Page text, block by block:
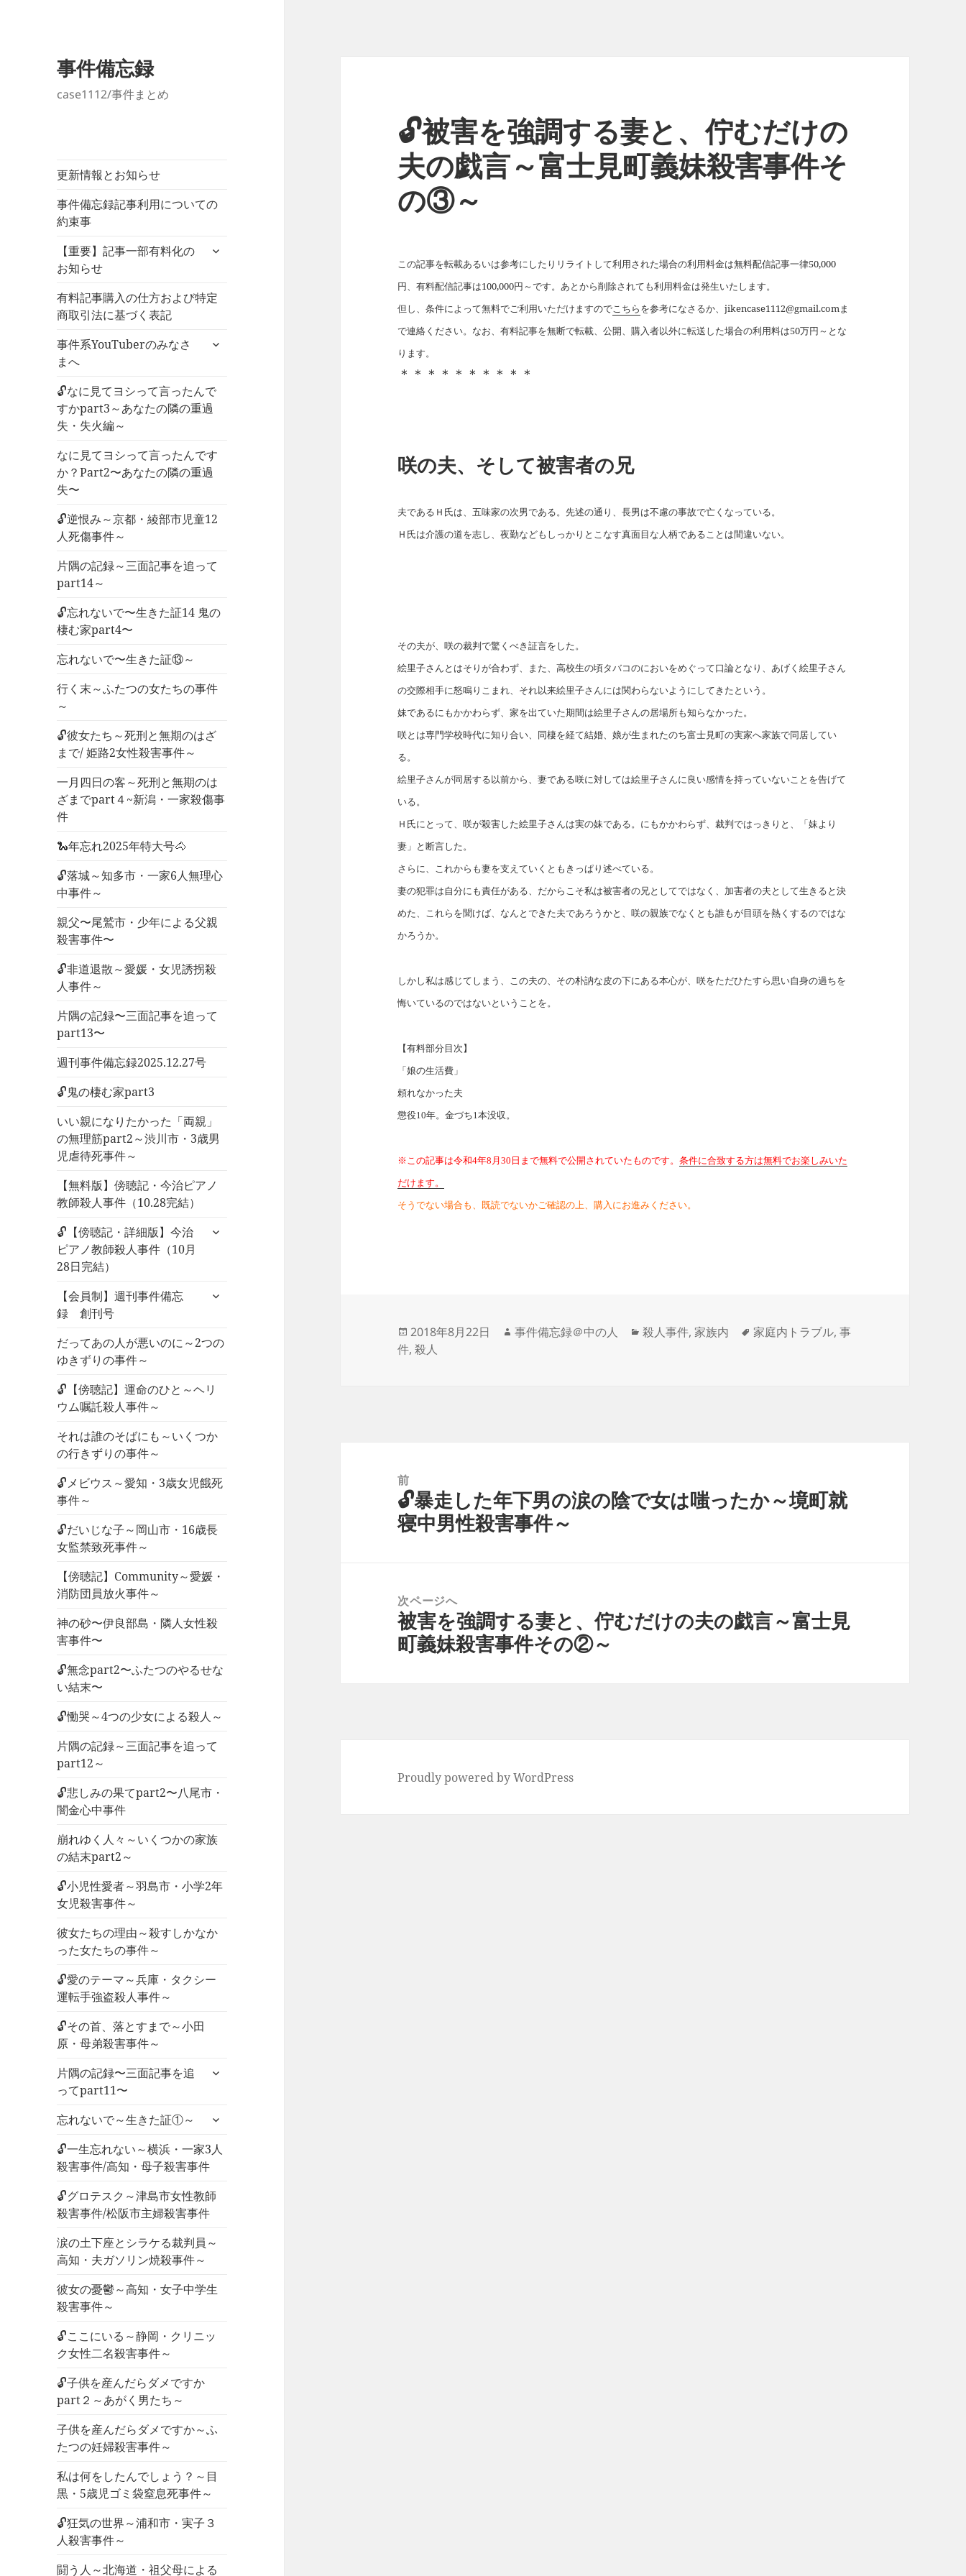
事件備忘録
case1112/事件まとめ
更新情報とお知らせ
事件備忘録記事利用についての
約束事
【重要】記事一部有料化の
お知らせ
サ
ニ
を
有料記事購入の仕方および特定
商取引法に基づく表記
事件系YouTuberのみなさ
まへ
サ
ニ
ュ
展
開
🔓なに見てヨシって言ったんで
すかpart3～あなたの隣の重過
失・失火編～
なに見てヨシって言ったんです
か？Part2〜あなたの隣の重過
失〜
🔓逆恨み～京都・綾部市児童12
人死傷事件～
片隅の記録～三面記事を追って
part14～
🔓忘れないで〜生きた証14 鬼の
棲む家part4〜
忘れないで〜生きた証⑬～
行く末～ふたつの女たちの事件
～
🔓彼女たち～死刑と無期のはざ
まで/ 姫路2女性殺害事件～
一月四日の客～死刑と無期のは
ざまでpart４~新潟・一家殺傷事
件
🐍年忘れ2025年特大号🐴
🔓落城～知多市・一家6人無理心
中事件～
親父〜尾鷲市・少年による父親
殺害事件〜
🔓非道退散～愛媛・女児誘拐殺
人事件～
片隅の記録〜三面記事を追って
part13〜
週刊事件備忘録2025.12.27号
🔓鬼の棲む家part3
いい親になりたかった「両親」
の無理筋part2～渋川市・3歳男
児虐待死事件～
【無料版】傍聴記・今治ピアノ
教師殺人事件（10.28完結）
🔓【傍聴記・詳細版】今治
ピアノ教師殺人事件（10月
28日完結）
サ
ュ
展
【会員制】週刊事件備忘
録 創刊号
サ
ニ
を
だってあの人が悪いのに～2つの
ゆきずりの事件～
🔓【傍聴記】運命のひと～ヘリ
ウム嘱託殺人事件～
それは誰のそばにも～いくつか
の行きずりの事件～
🔓メビウス～愛知・3歳女児餓死
事件～
🔓だいじな子～岡山市・16歳長
女監禁致死事件～
【傍聴記】Community～愛媛・
消防団員放火事件～
神の砂〜伊良部島・隣人女性殺
害事件〜
🔓無念part2〜ふたつのやるせな
い結末〜
🔓慟哭～4つの少女による殺人～
片隅の記録～三面記事を追って
part12～
🔓悲しみの果てpart2〜八尾市・
闇金心中事件
崩れゆく人々～いくつかの家族
の結末part2～
🔓小児性愛者～羽島市・小学2年
女児殺害事件～
彼女たちの理由～殺すしかなか
った女たちの事件～
🔓愛のテーマ～兵庫・タクシー
運転手強盗殺人事件～
🔓その首、落とすまで～小田
原・母弟殺害事件～
片隅の記録〜三面記事を追
ってpart11〜
サ
ニ
ー
を
開
忘れないで～生きた証①～
サ
メ
ニ
ー
を
開
🔓一生忘れない～横浜・一家3人
殺害事件/高知・母子殺害事件
🔓グロテスク～津島市女性教師
殺害事件/松阪市主婦殺害事件
涙の土下座とシラケる裁判員～
高知・夫ガソリン焼殺事件～
彼女の憂鬱～高知・女子中学生
殺害事件～
🔓ここにいる～静岡・クリニッ
ク女性二名殺害事件～
🔓子供を産んだらダメですか
part２～あがく男たち～
子供を産んだらダメですか～ふ
たつの妊婦殺害事件～
私は何をしたんでしょう？～目
黒・5歳児ゴミ袋窒息死事件～
🔓狂気の世界～浦和市・実子３
人殺害事件～
闘う人～北海道・祖父母による
🔓被害を強調する妻と、佇むだけの
夫の戯言～富士見町義妹殺害事件そ
の③～
この記事を転載あるいは参考にしたりリライトして利用された場合の利用料金は無料配信記事一律50,000
円、有料配信記事は100,000円～です。あとから削除されても利用料金は発生いたします。
但し、条件によって無料でご利用いただけますのでこちらを参考になさるか、jikencase1112@gmail.comま
で連絡ください。なお、有料記事を無断で転載、公開、購入者以外に転送した場合の利用料は50万円～とな
ります。
＊＊＊＊＊＊＊＊＊＊
咲の夫、そして被害者の兄
夫であるＨ氏は、五味家の次男である。先述の通り、長男は不慮の事故で亡くなっている。
Ｈ氏は介護の道を志し、夜勤などもしっかりとこなす真面目な人柄であることは間違いない。
その夫が、咲の裁判で驚くべき証言をした。
絵里子さんとはそりが合わず、また、高校生の頃タバコのにおいをめぐって口論となり、あげく絵里子さん
の交際相手に怒鳴りこまれ、それ以来絵里子さんには関わらないようにしてきたという。
妹であるにもかかわらず、家を出ていた期間は絵里子さんの居場所も知らなかった。
咲とは専門学校時代に知り合い、同棲を経て結婚、娘が生まれたのち富士見町の実家へ家族で同居してい
る。
絵里子さんが同居する以前から、妻である咲に対しては絵里子さんに良い感情を持っていないことを告げて
いる。
Ｈ氏にとって、咲が殺害した絵里子さんは実の妹である。にもかかわらず、裁判ではっきりと、「妹より
妻」と断言した。
さらに、これからも妻を支えていくともきっぱり述べている。
妻の犯罪は自分にも責任がある、だからこそ私は被害者の兄としてではなく、加害者の夫として生きると決
めた、これらを聞けば、なんとできた夫であろうかと、咲の親族でなくとも誰もが目頭を熱くするのではな
かろうか。
しかし私は感じてしまう、この夫の、その朴訥な皮の下にある本心が、咲をただひたすら思い自身の過ちを
悔いているのではないということを。
【有料部分目次】
「娘の生活費」
頼れなかった夫
懲役10年。金づち1本没収。
※この記事は令和4年8月30日まで無料で公開されていたものです。条件に合致する方は無料でお楽しみいた
だけます。
そうでない場合も、既読でないかご確認の上、購入にお進みください。
投
稿
2018年8月22日
作
事件備忘録＠中の人
カ
殺人事件, 家族内
タ
家庭内トラブル,事
件,殺人
前
前
の
🔓暴走した年下男の涙の陰で女は嗤ったか～境町就
寝中男性殺害事件～
次ページへ
次
の
被害を強調する妻と、佇むだけの夫の戯言～富士見
町義妹殺害事件その②～
Proudly powered by WordPress